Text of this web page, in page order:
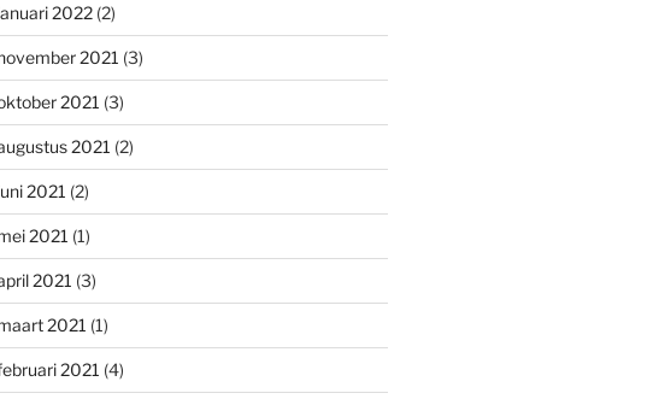
2022(2)
2021 (3)
2021 (3)
2021 (2)
2021 (2)
2021 (1)
2021 (3)
2021 (1)
2021 (4)